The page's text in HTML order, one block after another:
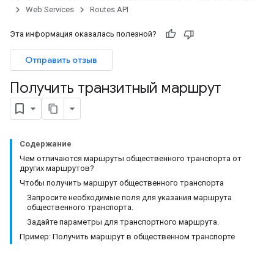
Web Services
Routes API
Эта информация оказалась полезной?
Отправить отзыв
Получить транзитный маршрут
Содержание
Чем отличаются маршруты общественного транспорта от
других маршрутов?
Чтобы получить маршрут общественного транспорта
Запросите необходимые поля для указания маршрута
общественного транспорта.
Задайте параметры для транспортного маршрута.
Пример: Получить маршрут в общественном транспорте